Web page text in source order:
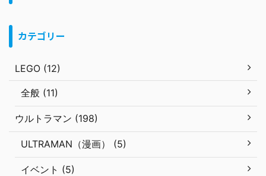
カテゴリー
LEGO (12)
全般 (11)
ウルトラマン (198)
ULTRAMAN（漫画） (5)
イベント (5)